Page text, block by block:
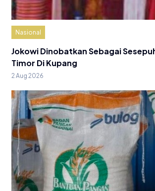
Nasional
Jokowi Dinobatkan Sebagai
Timor Di Kupang
2 Aug 2026